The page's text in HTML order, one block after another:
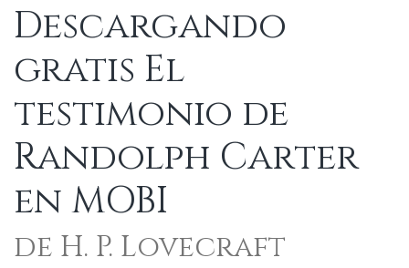
Descargando
gratis El
testimonio de
Randolph Carter
en MOBI
de H. P. Lovecraft